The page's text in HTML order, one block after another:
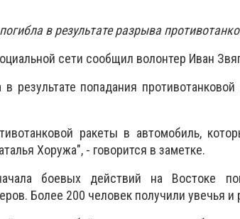
в результате разрыва
сети сообщил волонтер Иван
результате попадания
ракеты в автомобиль,
Хоружа", - говорится в заметке.
боевых действий на Востоке
Более 200 человек получили увечья и